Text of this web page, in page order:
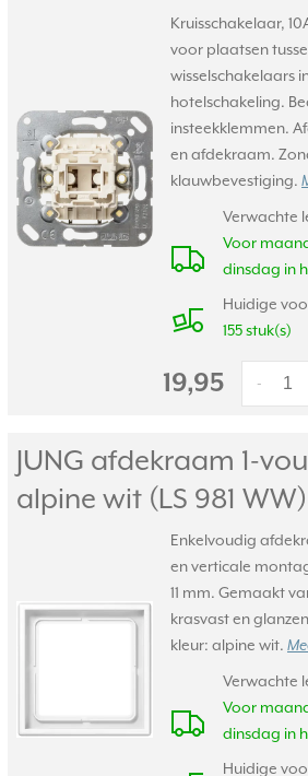
Kruisschakelaar,
voor plaatsen
wisselschakelaars
hotelschakeling.
insteekklemmen.
en afdekraam.
klauwbevestiging.
Verwachte
Voor
dinsdag in
Huidige
155 stuk(s)
19,95 -
JUNG afdekraam 1-
alpine wit (LS 981 WW)
Enkelvoudig
en verticale
11 mm. Gemaakt
krasvast en
kleur: alpine wit.
Verwachte
Voor
dinsdag in
Huidige